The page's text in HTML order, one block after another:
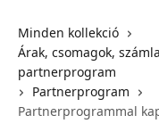
Minden kollekció
Árak, csomagok,
partnerprogram
Partnerprogram
Partnerprogrammal